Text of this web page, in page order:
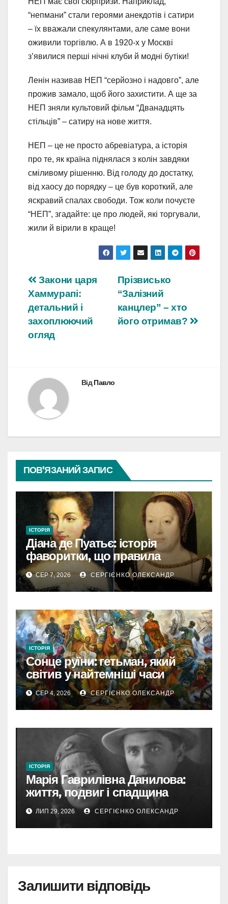
“непмани” стали героями анекдотів і сатири
– їх вважали спекулянтами, але саме вони
оживили торгівлю. А в 1920-х у Москві
з’явилися перші нічні клуби й модні бутіки!
Ленін називав НЕП “серйозно і надовго”, але
прожив замало, щоб його захистити. А ще за
НЕП зняли культовий фільм “Дванадцять
стільців” – сатиру на нове життя.
НЕП – це не просто абревіатура, а історія
про те, як країна піднялася з колін завдяки
сміливому рішенню. Від голоду до достатку,
від хаосу до порядку – це був короткий, але
яскравий спалах свободи. Тож коли почуєте
“НЕП”, згадайте: це про людей, які торгували,
жили й вірили в краще!
Навігація
записів
Прізвисько
“Залізний
канцлер” – хто
його отримав?
Закони царя
Хаммурапі:
детальний і
захоплюючий
огляд
ВідПавло
ПОВ’ЯЗАНИЙ ЗАПИС
ІСТОРІЯ
Діана де Пуатьє: історія
фаворитки, що правила
Францією
СЕР 7, 2026 СЕРГІЄНКО ОЛЕКСАНДР
ІСТОРІЯ
Сонце руїни: гетьман, який
світив у найтемніші часи
України
СЕР 4, 2026 СЕРГІЄНКО ОЛЕКСАНДР
ІСТОРІЯ
Марія Гаврилівна Данилова:
життя, подвиг і спадщина
новомучениці
ЛИП 29, 2026 СЕРГІЄНКО ОЛЕКСАНДР
Залишити відповідь